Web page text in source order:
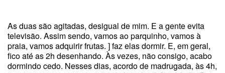
As duas são agitadas, desigual de mim. E a gente evita
televisão. Assim sendo, vamos ao parquinho, vamos à
praia, vamos adquirir frutas. ] faz elas dormir. E, em geral,
fico até as 2h desenhando. Às vezes, não consigo, acabo
dormindo cedo. Nesses dias, acordo de madrugada, às 4h,